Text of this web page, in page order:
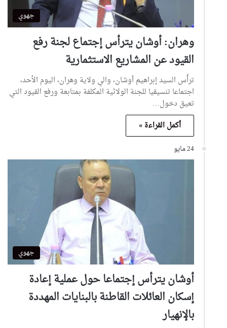
جهوي
وهران: أوشان يترأس إجتماع لجنة رفع
القيود عن المشاريع الاستثمارية
ترأّس السيد إبراهيم أوشان، والي ولاية وهران، اليوم الأحد،
اجتماعا تنسيقيا للجنة الولائية المكلفة بمتابعة ورفع القيود التي
تعيق دخول…
أكمل القراءة »
24 مايو
جهوي
أوشان يترأس إجتماعا حول عملية إعادة
إسكان العائلات القاطنة بالبنايات المهددة
بالإنهيار